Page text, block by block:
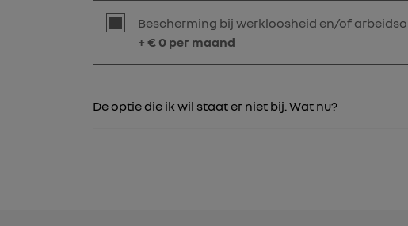
Bescherming bij werkloosheid en/of
+ €0 per maand
De optie die ik wil staat er niet bij. Wat nu?